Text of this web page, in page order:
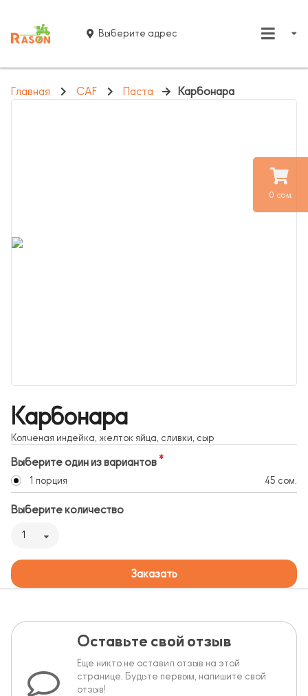
0 сом.
Выберите адрес
Главная CAF Паста Карбонара
Карбонара
Копченая индейка, желток яйца, сливки, сыр
Выберите один из вариантов
1 порция 45 сом.
Выберите количество
1
Заказать
Оставьте свой отзыв
Еще никто не оставил отзыв на этой
странице. Будьте первым, напишите свой
отзыв!